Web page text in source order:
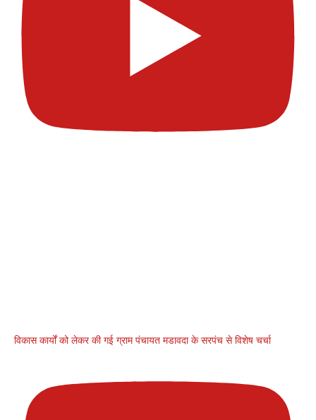
विकास कार्यों को लेकर की गई ग्राम पंचायत मडावदा के सरपंच से विशेष चर्चा